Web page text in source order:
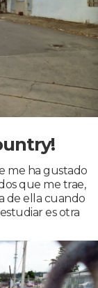
me ha gustado
que me trae,
de ella cuando
es otra